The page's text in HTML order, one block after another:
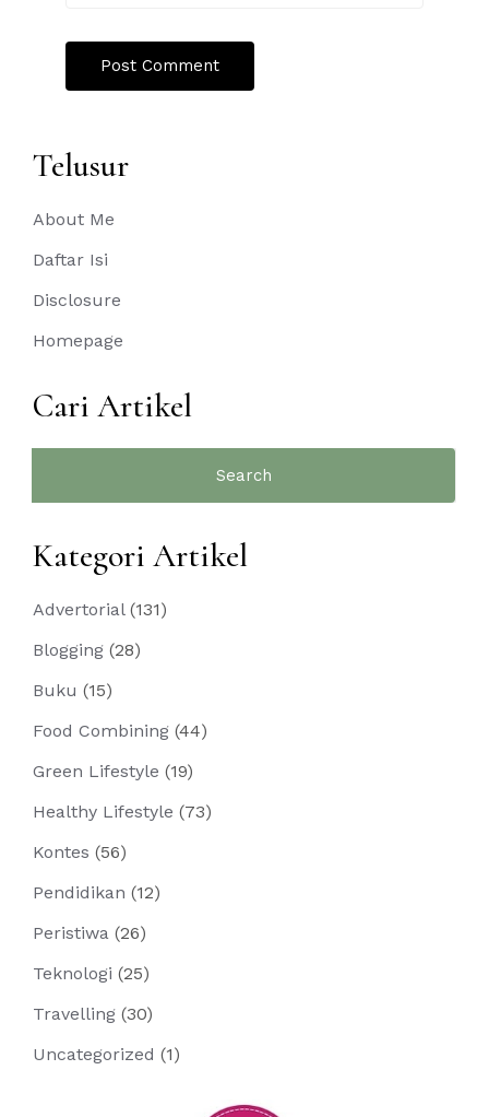
Telusur
About Me
Daftar Isi
Disclosure
Homepage
Cari Artikel
Kategori Artikel
Advertorial(131)
Blogging (28)
Buku (15)
Food Combining (44)
Green Lifestyle (19)
Healthy Lifestyle (73)
Kontes (56)
Pendidikan (12)
Peristiwa (26)
Teknologi (25)
Travelling (30)
Uncategorized (1)